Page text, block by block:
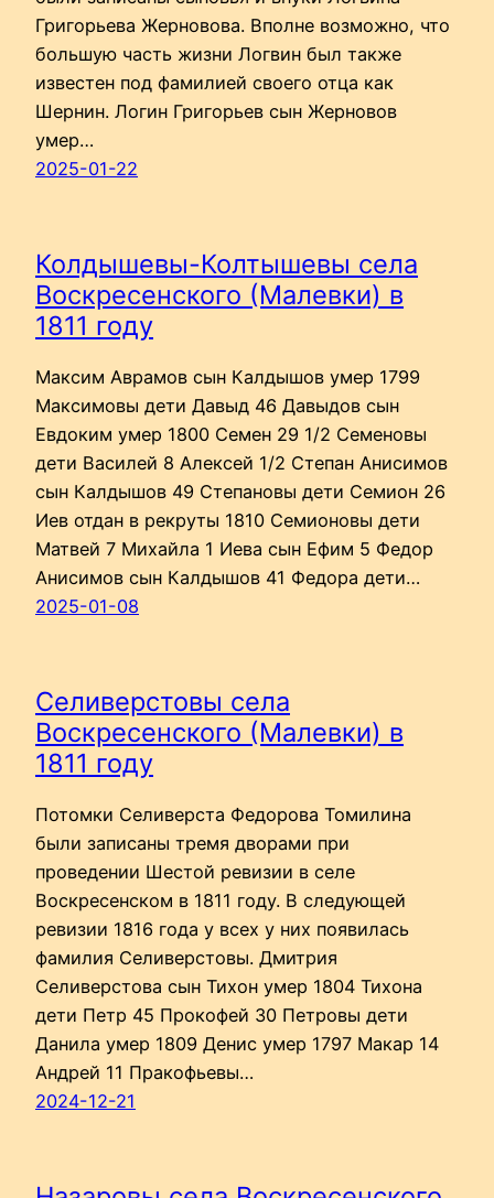
Григорьева Жерновова. Вполне возможно, что
большую часть жизни Логвин был также
известен под фамилией своего отца как
Шернин. Логин Григорьев сын Жерновов
умер…
2025-01-22
Колдышевы-Колтышевы села
Воскресенского (Малевки) в
1811 году
Максим Аврамов сын Калдышов умер 1799
Максимовы дети Давыд 46 Давыдов сын
Евдоким умер 1800 Семен 29 1/2 Семеновы
дети Василей 8 Алексей 1/2 Степан Анисимов
сын Калдышов 49 Степановы дети Семион 26
Иев отдан в рекруты 1810 Семионовы дети
Матвей 7 Михайла 1 Иева сын Ефим 5 Федор
Анисимов сын Калдышов 41 Федора дети…
2025-01-08
Селиверстовы села
Воскресенского (Малевки) в
1811 году
Потомки Селиверста Федорова Томилина
были записаны тремя дворами при
проведении Шестой ревизии в селе
Воскресенском в 1811 году. В следующей
ревизии 1816 года у всех у них появилась
фамилия Селиверстовы. Дмитрия
Селиверстова сын Тихон умер 1804 Тихона
дети Петр 45 Прокофей 30 Петровы дети
Данила умер 1809 Денис умер 1797 Макар 14
Андрей 11 Пракофьевы…
2024-12-21